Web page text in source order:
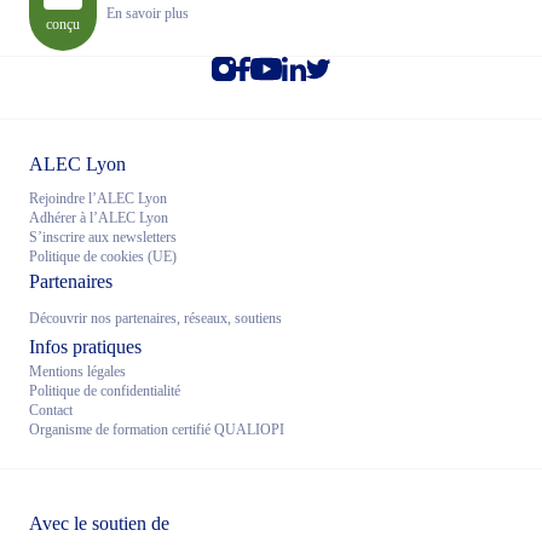
conçu
En savoir plus
ALEC Lyon
Rejoindre l’ALEC Lyon
Adhérer à l’ALEC Lyon
S’inscrire aux newsletters
Politique de cookies (UE)
Partenaires
Découvrir nos partenaires, réseaux, soutiens
Infos pratiques
Mentions légales
Politique de confidentialité
Contact
Organisme de formation certifié QUALIOPI
Avec le soutien de